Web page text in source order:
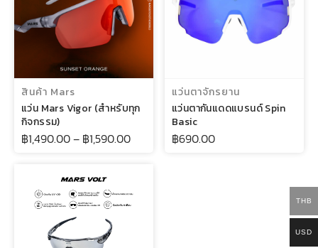
เลือกรูปแบบ
สินค้า Mars
แว่น Mars Vigor (สำหรับทุก
กิจกรรม)
฿1,490.00– ฿1,590.00
แว่นตาจักรยาน
แว่นตากันแดดแบรนด์ Spin
Basic
฿690.00
THB
USD